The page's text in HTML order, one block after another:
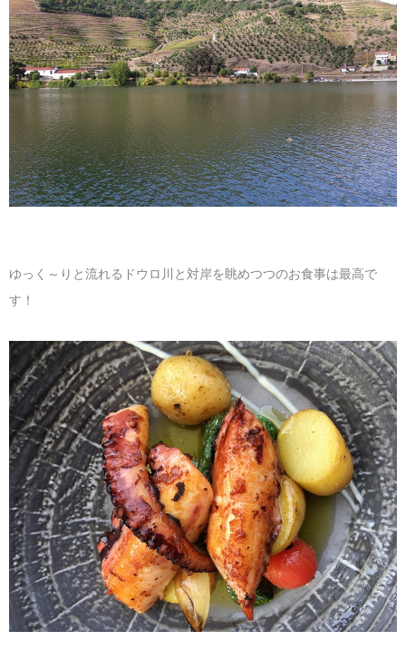
ゆっく～りと流れるドウロ川と対岸を眺めつつのお食事は最高で
す！